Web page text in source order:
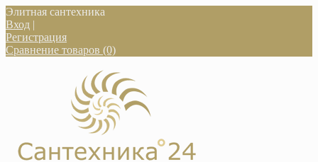
Элитная сантехника
Вход |
Регистрация
Сравнение товаров (0)